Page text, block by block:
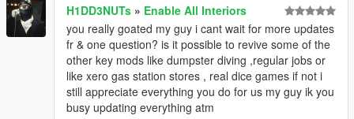
H1DD3NUTs » Enable All Interiors
you really goated my guy i cant wait for more updates
fr & one question? is it possible to revive some of the
other key mods like dumpster diving ,regular jobs or
like xero gas station stores , real dice games if not i
still appreciate everything you do for us my guy ik you
busy updating everything atm